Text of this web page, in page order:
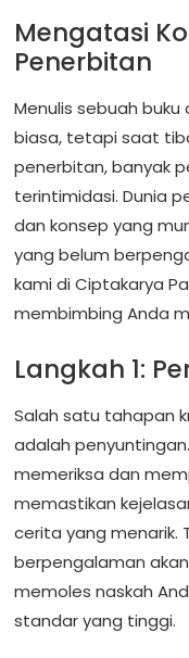
Mengatasi
Penerbitan
Menulis sebuah
biasa, tetapi saat
penerbitan, banyak
terintimidasi. Dunia
dan konsep yang
yang belum
kami di Ciptakarya
membimbing Anda
Langkah 1:
Salah satu tahapan
adalah
memeriksa dan
memastikan
cerita yang menarik.
berpengalaman
memoles naskah
standar yang tinggi.